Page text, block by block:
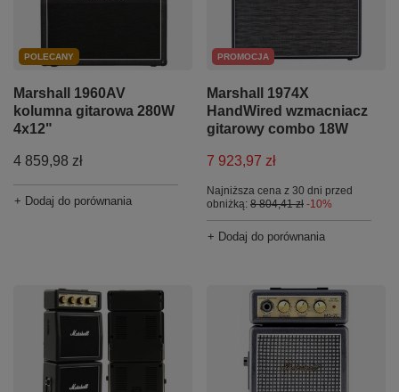
POLECANY
Marshall 1960AV
kolumna gitarowa 280W
4x12"
4 859,98 zł
+ Dodaj do porównania
PROMOCJA
Marshall 1974X
HandWired wzmacniacz
gitarowy combo 18W
7 923,97 zł
Najniższa cena z 30 dni przed
obniżką: 8 804,41 zł -10%
+ Dodaj do porównania